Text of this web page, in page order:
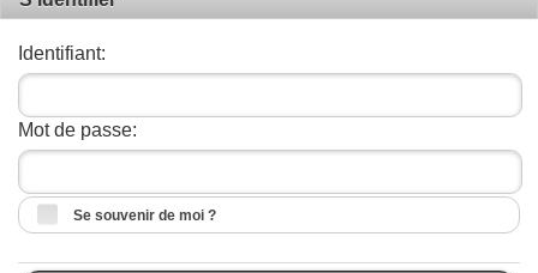
Identifiant:
Mot de passe:
Se souvenir de moi ?